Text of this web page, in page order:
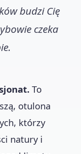
budzi Cię
czeka
To
otulona
którzy
natury i